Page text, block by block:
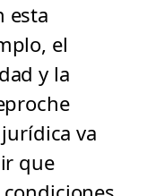
esta
el
y la
va
que